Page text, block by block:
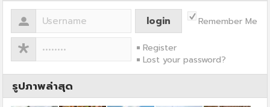
Remember Me
Register
Lost your password?
รูปภาพล่าสุด